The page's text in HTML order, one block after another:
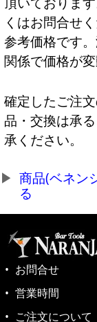
くはお問合せ
参考価格です
関係で価格が
確定したご注
品・交換は承
承ください。
商品(ベネン
る
お問合せ
営業時間
ご注文について